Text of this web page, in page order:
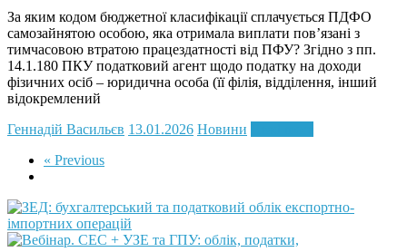
За яким кодом бюджетної класифікації сплачується ПДФО
самозайнятою особою, яка отримала виплати пов’язані з
тимчасовою втратою працездатності від ПФУ? Згідно з пп.
14.1.180 ПКУ податковий агент щодо податку на доходи
фізичних осіб – юридична особа (її філія, відділення, інший
відокремлений
Геннадій Васильєв 13.01.2026 Новини
« Previous